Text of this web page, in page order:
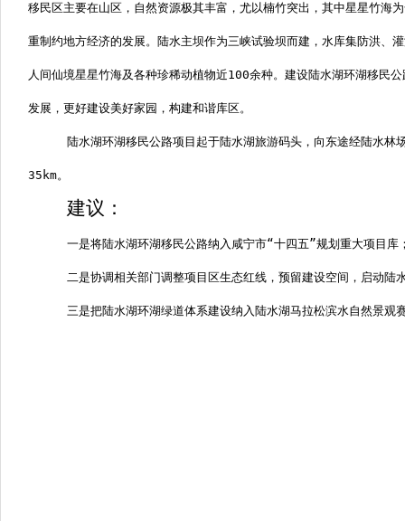
移民区主要在山区，自然资源极其丰富，尤以楠竹突出，其中星星竹海
重制约地方经济的发展。陆水主坝作为三峡试验坝而建，水库集防洪、
人间仙境星星竹海及各种珍稀动植物近100余种。建设陆水湖环湖移民
发展，更好建设美好家园，构建和谐库区。
陆水湖环湖移民公路项目 起于陆水湖旅游码头，向东途经陆水林
35km。
建议：
一是将陆水湖环湖移民公路纳入 咸宁市“十四五”规划重大项目库
二是协调相关部门调整项目区生态红线，预留建设空间，启动陆
三是把陆水湖环湖绿道体系建设纳入陆水湖马拉松滨水自然景